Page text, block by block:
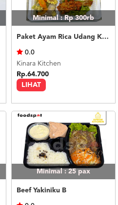
Minimal : Rp 300rb
Paket Ayam Rica Udang Krispi
LIHAT
0.0
Kinara Kitchen
Rp.64.700
Minimal : 25 pax
Beef Yakiniku B